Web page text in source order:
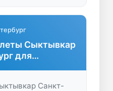
Сыктывкар
для
Санкт-